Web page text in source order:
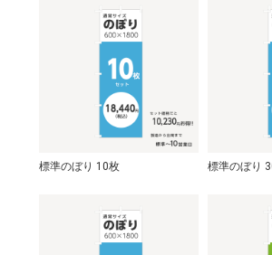
標準のぼり 10枚 標準のぼり